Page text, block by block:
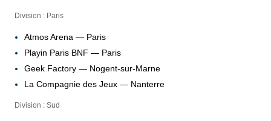
Division : Paris
Atmos Arena — Paris
Playin Paris BNF — Paris
Geek Factory — Nogent-sur-Marne
La Compagnie des Jeux — Nanterre
Division : Sud